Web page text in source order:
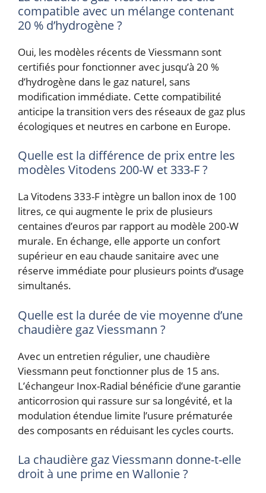
compatible avec un mélange contenant
20 % d’hydrogène ?
Oui, les modèles récents de Viessmann sont
certifiés pour fonctionner avec jusqu’à 20 %
d’hydrogène dans le gaz naturel, sans
modification immédiate. Cette compatibilité
anticipe la transition vers des réseaux de gaz plus
écologiques et neutres en carbone en Europe.
Quelle est la différence de prix entre les
modèles Vitodens 200-W et 333-F ?
La Vitodens 333-F intègre un ballon inox de 100
litres, ce qui augmente le prix de plusieurs
centaines d’euros par rapport au modèle 200-W
murale. En échange, elle apporte un confort
supérieur en eau chaude sanitaire avec une
réserve immédiate pour plusieurs points d’usage
simultanés.
Quelle est la durée de vie moyenne d’une
chaudière gaz Viessmann ?
Avec un entretien régulier, une chaudière
Viessmann peut fonctionner plus de 15 ans.
L’échangeur Inox-Radial bénéficie d’une garantie
anticorrosion qui rassure sur sa longévité, et la
modulation étendue limite l’usure prématurée
des composants en réduisant les cycles courts.
La chaudière gaz Viessmann donne-t-elle
droit à une prime en Wallonie ?